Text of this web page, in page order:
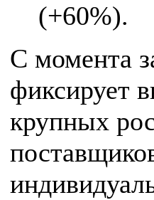
(+60%).
С момента
фиксирует
крупных